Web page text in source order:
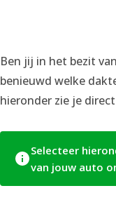
Ben jij in het bezit
benieuwd welke
hieronder zie je
Selecteer
van jouw auto